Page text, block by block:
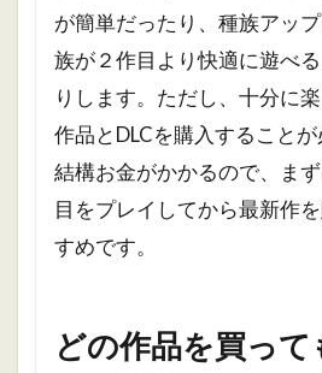
が簡単だったり、種族アッ
族が２作目より快適に遊べ
りします。ただし、十分に
作品とDLCを購入することが
結構お金がかかるので、ま
目をプレイしてから最新作
すめです。
どの作品を買っ